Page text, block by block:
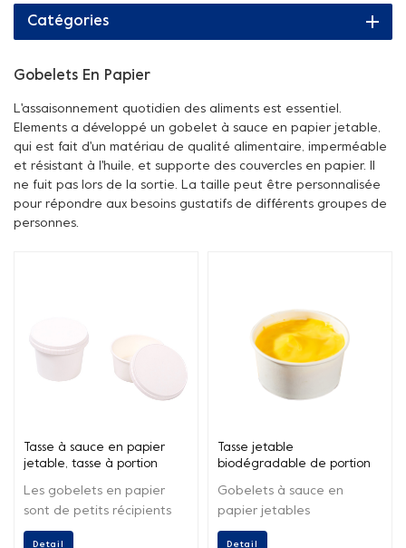
Catégories
Gobelets En Papier
L'assaisonnement quotidien des aliments est essentiel.
Elements a développé un gobelet à sauce en papier jetable,
qui est fait d'un matériau de qualité alimentaire, imperméable
et résistant à l'huile, et supporte des couvercles en papier. Il
ne fuit pas lors de la sortie. La taille peut être personnalisée
pour répondre aux besoins gustatifs de différents groupes de
personnes.
Tasse à sauce en papier
jetable, tasse à portion
couvercle
Les gobelets en papier
sont de petits récipients
fabriqués à partir de
Detail
Tasse jetable
biodégradable de portion
alimentaire avec couvercles
Gobelets à sauce en
papier jetables
biodégradables,
Detail